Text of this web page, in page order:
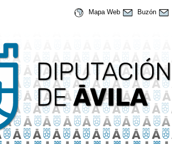
Mapa Web Buzón